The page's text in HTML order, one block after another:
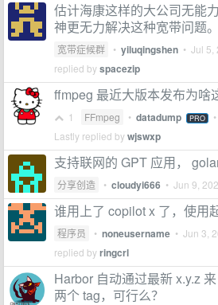
估计海康这样的大公司无能
神更无力解决这种宽带问题。
宽带症候群 • yiluqingshen • Jul 5,
replied byspacezip
ffmpeg 最近大版本发布为啥
1 FFmpeg • datadump PRO •
Lastly replied bywjswxp
支持联网的 GPT 应用，
分享创造 • cloudyi666 • Jun 9,
谁用上了 copilot x 了，使用
程序员 • noneusername • Jun 3,
replied byringcrl
Harbor 自动通过最新 x.y.z
两个 tag，可行么？